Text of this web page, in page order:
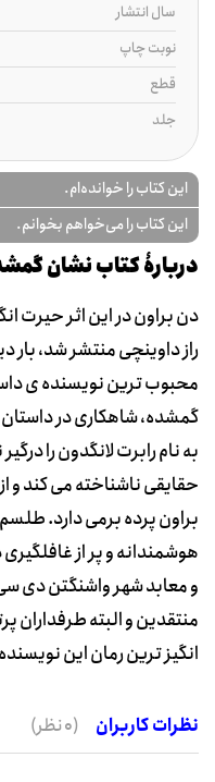
سال انتشار
نوبت چاپ
قطع
جلد
این کتاب را خوانده‌ام.
این کتاب را می‌خواهم بخوانم.
دربارۀ کتاب نشان
دن براون در این اثر حیرت
راز داوینچی منتشر شد،
محبوب ترین نویسنده ی
گمشده، شاهکاری در
به نام رابرت لانگدون را
حقایقی ناشناخته می کند و
براون پرده برمی دارد.
هوشمندانه و پر از
و معابد شهر واشنگتن دی
منتقدین و البته
انگیز ترین رمان این
نظرات کاربران (0 نظر)